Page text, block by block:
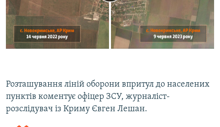
Розташування ліній оборони впритул до населених
пунктів коментує офіцер ЗСУ, журналіст-
розслідувач із Криму Євген Лешан.